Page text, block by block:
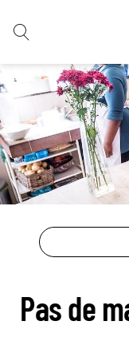
Pas de